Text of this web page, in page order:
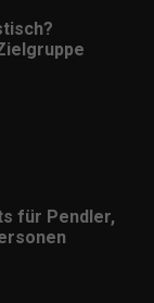
für Pendler,